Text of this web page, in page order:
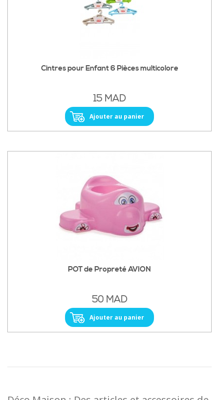
Cintres pour Enfant 6 Pièces multicolore
15 MAD
Ajouter au panier
POT de Propreté AVION
50 MAD
Ajouter au panier